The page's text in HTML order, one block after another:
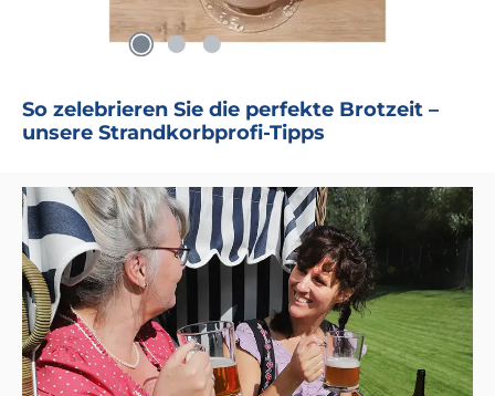
So zelebrieren Sie die perfekte Brotzeit –
unsere Strandkorbprofi-Tipps